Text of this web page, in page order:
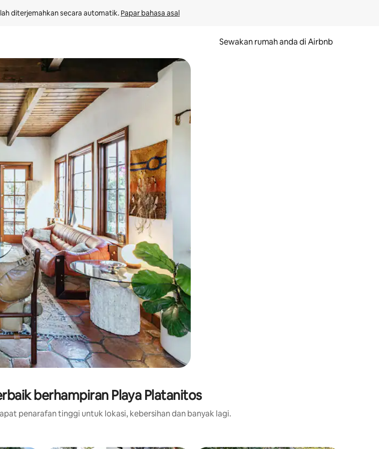
diterjemahkan secara automatik. Papar bahasa asal
Sewakan rumah anda di Airbnb
atau teroka dengan sentuhan atau gerak leret.
berhampiran Playa Platanitos
penarafan tinggi untuk lokasi, kebersihan dan banyak lagi.